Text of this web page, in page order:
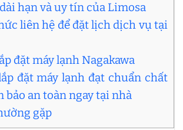
hạn và uy tín của Limosa
liên hệ để đặt lịch dịch vụ tại
đặt máy lạnh Nagakawa
đặt máy lạnh đạt chuẩn chất
bảo an toàn ngay tại nhà
gặp